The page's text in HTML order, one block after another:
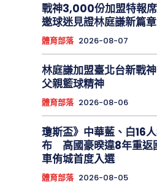
戰神3,000份加盟特報
邀球迷見證林庭謙新篇章
體育部落 2026-08-07
林庭謙加盟臺北台新戰
父親籃球精神
體育部落 2026-08-06
瓊斯盃》中華藍、白16
布 高國豪暌違8年重返
車侑城首度入選
體育部落 2026-08-05